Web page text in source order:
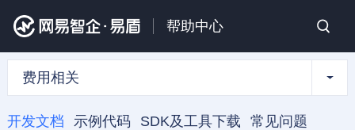
帮助中心
费用相关
开发文档 示例代码 SDK及工具下载 常见问题